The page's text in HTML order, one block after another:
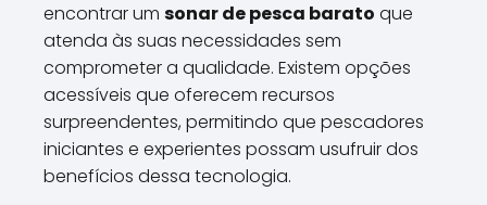
encontrar um sonar de pesca barato que
atenda às suas necessidades sem
comprometer a qualidade. Existem opções
acessíveis que oferecem recursos
surpreendentes, permitindo que pescadores
iniciantes e experientes possam usufruir dos
benefícios dessa tecnologia.